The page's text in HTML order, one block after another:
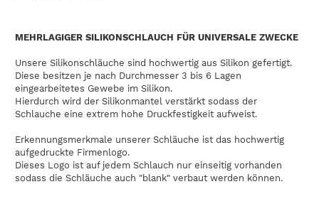
MEHRLAGIGER SILIKONSCHLAUCH FÜR UNIVERSALE ZWECKE
Unsere Silikonschläuche sind hochwertig aus Silikon gefertigt.
Diese besitzen je nach Durchmesser 3 bis 6 Lagen
eingearbeitetes Gewebe im Silikon.
Hierdurch wird der Silikonmantel verstärkt sodass der
Schlauche eine extrem hohe Druckfestigkeit aufweist.
Erkennungsmerkmale unserer Schläuche ist das hochwertig
aufgedruckte Firmenlogo.
Dieses Logo ist auf jedem Schlauch nur einseitig vorhanden
sodass die Schläuche auch "blank" verbaut werden können.